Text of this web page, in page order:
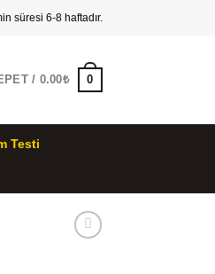
süresi 6-8 haftadır.
/ 0.00₺ 0
Testi